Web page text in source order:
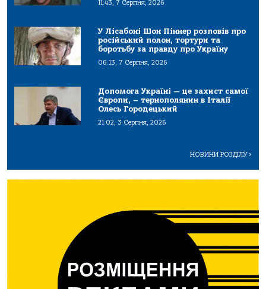
11:43, 7 Серпня, 2026
У Лісабоні Шон Піннер розповів про
російський полон, тортури та
боротьбу за правду про Україну
06:13, 7 Серпня, 2026
Допомога Україні — це захист самої
Європи, – тернополянин в Італії
Олесь Городецький
21:02, 3 Серпня, 2026
НОВИНИ РОЗДІЛУ>